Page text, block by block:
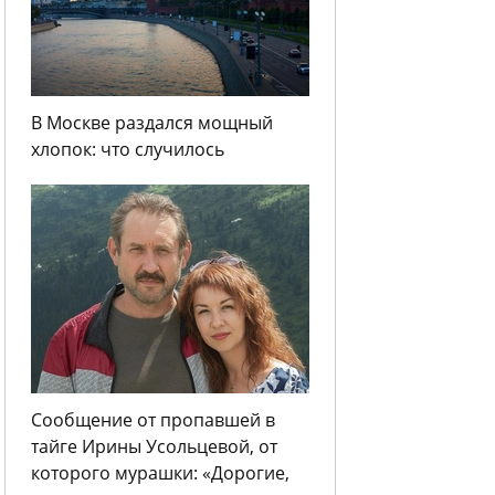
В Москве раздался мощный
хлопок: что случилось
Сообщение от пропавшей в
тайге Ирины Усольцевой, от
которого мурашки: «Дорогие,